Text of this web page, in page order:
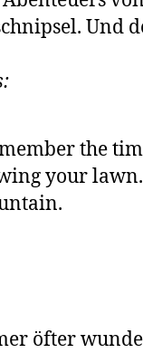
Und
the
your
öfter